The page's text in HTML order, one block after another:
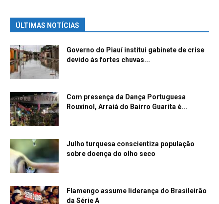
ÚLTIMAS NOTÍCIAS
Governo do Piauí institui gabinete de crise
devido às fortes chuvas...
Com presença da Dança Portuguesa
Rouxinol, Arraiá do Bairro Guarita é...
Julho turquesa conscientiza população
sobre doença do olho seco
Flamengo assume liderança do Brasileirão
da Série A